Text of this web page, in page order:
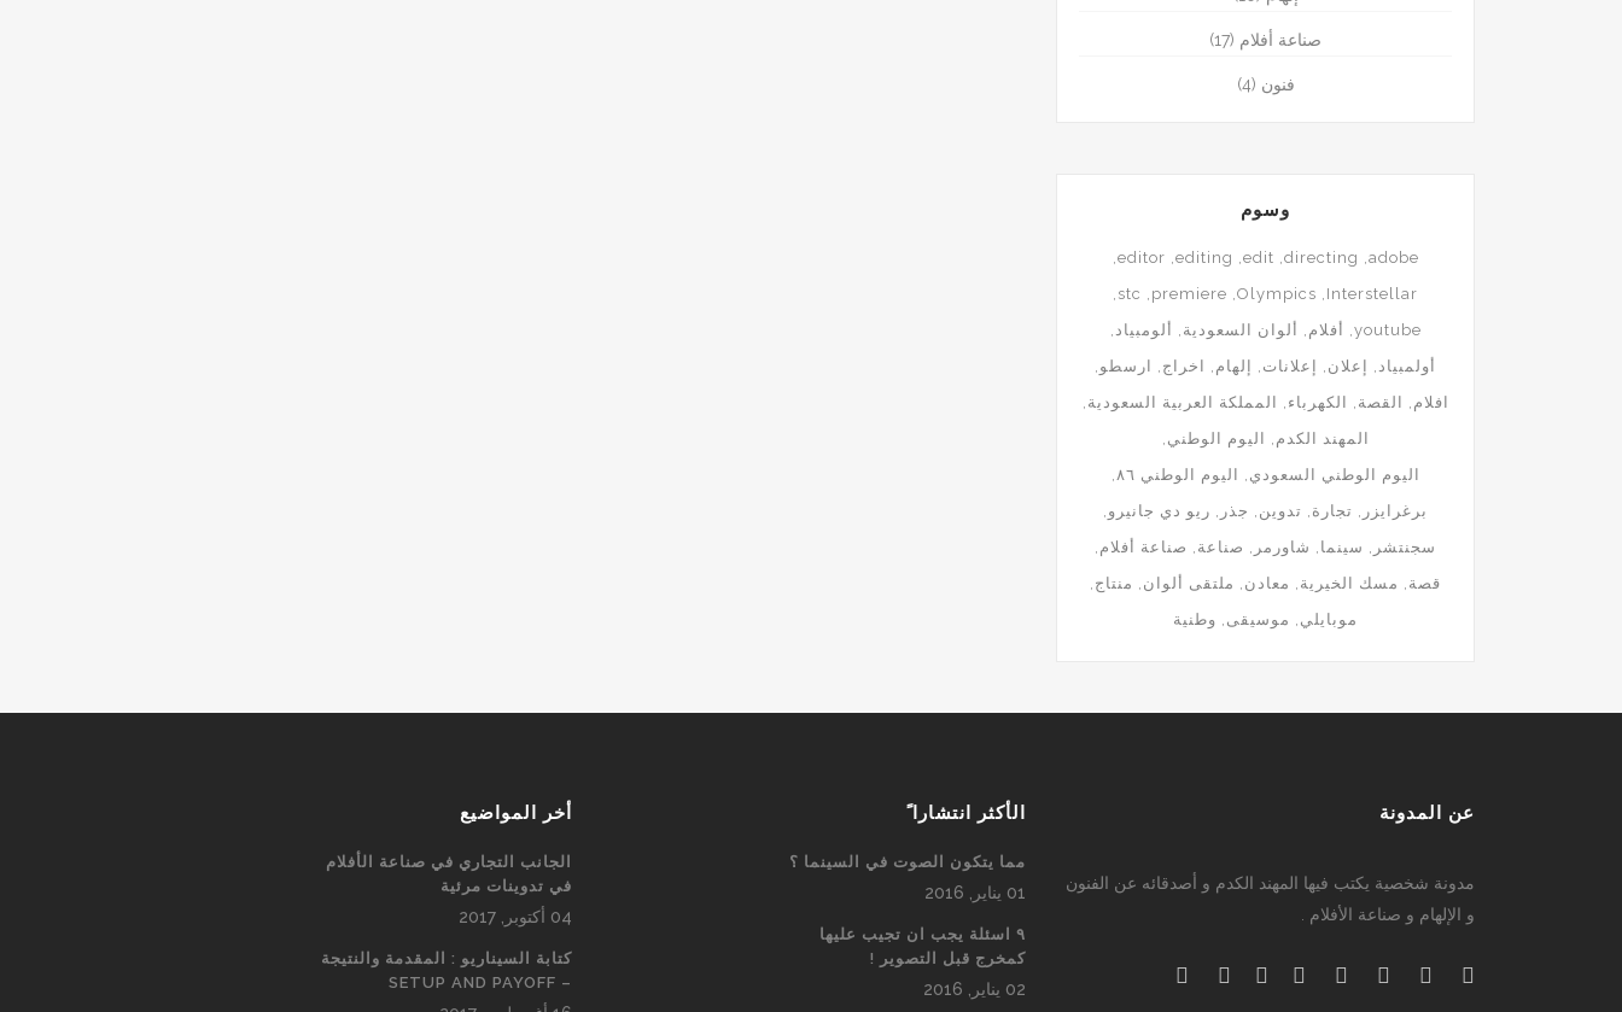
صناعة أفلام (17)
فنون (4)
وسوم
adobe
directing
edit
editing
editor
Interstellar
Olympics
premiere
stc
youtube
أفلام ألوان السعودية
ألومبياد
أولمبياد
إعلان إعلانات إلهام اخراج
ارسطو
افلام
القصة الكهرباء
المملكة العربية السعودية
المهند الكدم
اليوم الوطني
اليوم الوطني السعودي
اليوم الوطني ٨٦
برغرايزر
تجارة تدوين جذر
ريو دي جانيرو
سجنتشر
سينما شاورمر صناعة
صناعة أفلام
قصة
مسك الخيرية معادن ملتقى ألوان
منتاج
موبايلي
موسيقى وطنية
أخر المواضيع
الجانب التجاري في صناعة الأفلام
في تدوينات مرئية
04 أكتوبر, 2017
كتابة السيناريو : المقدمة والنتيجة
– SETUP AND PAYOFF
الأكثر انتشارا ً
مما يتكون الصوت في السينما ؟
01 يناير, 2016
٩ اسئلة يجب ان تجيب عليها
كمخرج قبل التصوير !
02 يناير, 2016
عن المدونة
مدونة شخصية يكتب فيها المهند الكدم و أصدقائه عن الفنون
و الإلهام و صناعة الأفلام .